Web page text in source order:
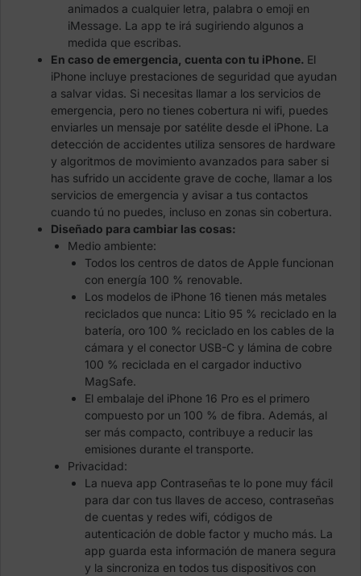
animados a cualquier letra, palabra o emoji en
iMessage. La app te irá sugiriendo algunos a
medida que escribas.
En caso de emergencia, cuenta con tu iPhone. El
iPhone incluye prestaciones de seguridad que ayudan
a salvar vidas. Si necesitas llamar a los servicios de
emergencia, pero no tienes cobertura ni wifi, puedes
enviarles un mensaje por satélite desde el iPhone. La
detección de accidentes utiliza sensores de hardware
y algoritmos de movimiento avanzados para saber si
has sufrido un accidente grave de coche, llamar a los
servicios de emergencia y avisar a tus contactos
cuando tú no puedes, incluso en zonas sin cobertura.
Diseñado para cambiar las cosas:
Medio ambiente:
Todos los centros de datos de Apple funcionan
con energía 100 % renovable.
Los modelos de iPhone 16 tienen más metales
reciclados que nunca: Litio 95 % reciclado en la
batería, oro 100 % reciclado en los cables de la
cámara y el conector USB-C y lámina de cobre
100 % reciclada en el cargador inductivo
MagSafe.
El embalaje del iPhone 16 Pro es el primero
compuesto por un 100 % de fibra. Además, al
ser más compacto, contribuye a reducir las
emisiones durante el transporte.
Privacidad:
La nueva app Contraseñas te lo pone muy fácil
para dar con tus llaves de acceso, contraseñas
de cuentas y redes wifi, códigos de
autenticación de doble factor y mucho más. La
app guarda esta información de manera segura
y la sincroniza en todos tus dispositivos con